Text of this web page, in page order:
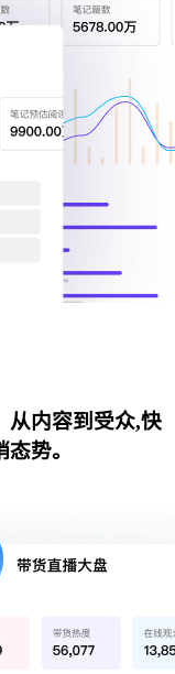
从内容到受众,快
势。